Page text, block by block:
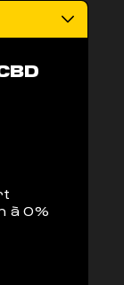
anonyme 2-3j
à 0%